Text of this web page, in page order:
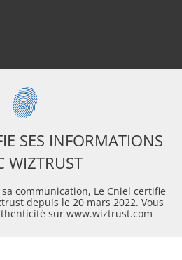
SES INFORMATIONS
WIZTRUST
communication, Le Cniel certifie
depuis le 20 mars 2022. Vous
sur www.wiztrust.com